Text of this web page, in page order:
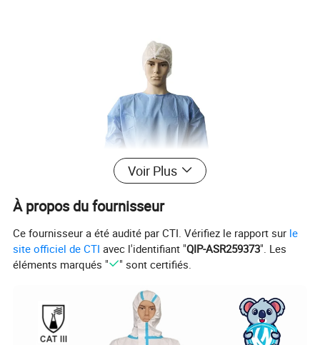
Voir Plus
À propos du fournisseur
Ce fournisseur a été audité par CTI. Vérifiez le rapport sur le
site officiel de CTI avec l'identifiant "QIP-ASR259373". Les
éléments marqués "
" sont certifiés.